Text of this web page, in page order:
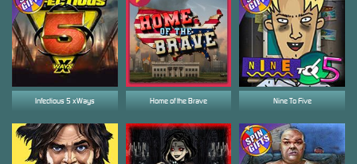
Home of the Brave Nine To Five
Infectious 5 xWays